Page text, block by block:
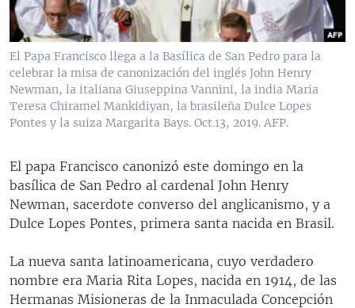
VENEZUELA
BRASIL
NICARAGUA
ECONOMÍA
ENTRETENIMIENTO Y CULTURA
TECNOLOGÍA
DEPORTES
CIENCIA Y SALUD
MULTIMEDIA
VIDEOS
FOTOGRAFÍA
AUDIOS
PROGRAMAS TV
EL MUNDO AL DÍA
FORO INTERAMERICANO
VISIÓN 360
PANORAMA
RADIO
AVANCE INFORMATIVO
AUDIONOTICIAS
ESTADOS UNIDOS AL DÍA
EL MUNDO AL DÍA [RADIO]
DEPORTIVO INTERNACIONAL
NOTA ECONÓMICA
DOCUMENTALES DE LA VOA
Learning English
SÍGANOS
Idiomas
El Papa Francisco llega a la Basílica de San Pedro para la
celebrar la misa de canonización del inglés John Henry
Newman, la italiana Giuseppina Vannini, la india Maria
Teresa Chiramel Mankidiyan, la brasileña Dulce Lopes
Pontes y la suiza Margarita Bays. Oct.13, 2019. AFP.
El papa Francisco canonizó este domingo en la
basílica de San Pedro al cardenal John Henry
Newman, sacerdote converso del anglicanismo, y a
Dulce Lopes Pontes, primera santa nacida en Brasil.
La nueva santa latinoamericana, cuyo verdadero
nombre era Maria Rita Lopes, nacida en 1914, de las
Hermanas Misioneras de la Inmaculada Concepción